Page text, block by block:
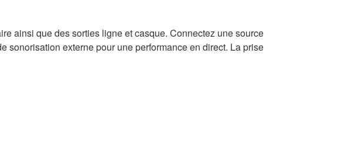
ainsi que des sorties ligne et casque. Connectez une source
sonorisation externe pour une performance en direct. La prise